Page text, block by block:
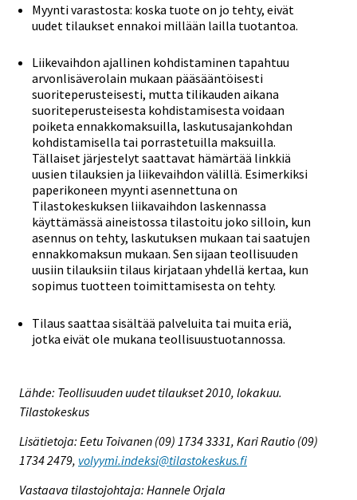
Myynti varastosta: koska tuote on jo tehty, eivät
uudet tilaukset ennakoi millään lailla tuotantoa.
Liikevaihdon ajallinen kohdistaminen tapahtuu
arvonlisäverolain mukaan pääsääntöisesti
suoriteperusteisesti, mutta tilikauden aikana
suoriteperusteisesta kohdistamisesta voidaan
poiketa ennakkomaksuilla, laskutusajankohdan
kohdistamisella tai porrastetuilla maksuilla.
Tällaiset järjestelyt saattavat hämärtää linkkiä
uusien tilauksien ja liikevaihdon välillä. Esimerkiksi
paperikoneen myynti asennettuna on
Tilastokeskuksen liikavaihdon laskennassa
käyttämässä aineistossa tilastoitu joko silloin, kun
asennus on tehty, laskutuksen mukaan tai saatujen
ennakkomaksun mukaan. Sen sijaan teollisuuden
uusiin tilauksiin tilaus kirjataan yhdellä kertaa, kun
sopimus tuotteen toimittamisesta on tehty.
Tilaus saattaa sisältää palveluita tai muita eriä,
jotka eivät ole mukana teollisuustuotannossa.
Lähde: Teollisuuden uudet tilaukset 2010, lokakuu.
Tilastokeskus
Lisätietoja: Eetu Toivanen (09) 1734 3331, Kari Rautio (09)
1734 2479, volyymi.indeksi@tilastokeskus.fi
Vastaava tilastojohtaja: Hannele Orjala